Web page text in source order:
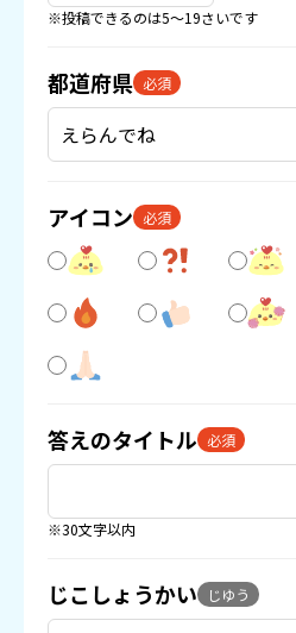
※投稿できるのは5〜19さいです
都道府県 必須
アイコン 必須
答えのタイトル 必須
※30文字以内
じこしょうかい じゆう